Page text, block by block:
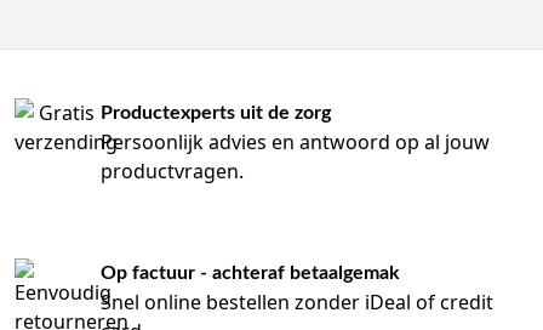
Productexperts uit de zorg
Persoonlijk advies en antwoord op al jouw
productvragen.
Op factuur - achteraf betaalgemak
Snel online bestellen zonder iDeal of credit